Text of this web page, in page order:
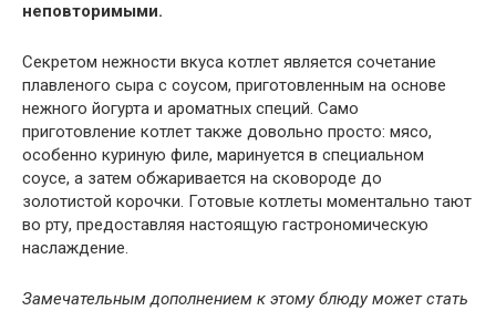
неповторимыми.
Секретом нежности вкуса котлет является сочетание
плавленого сыра с соусом, приготовленным на основе
нежного йогурта и ароматных специй. Само
приготовление котлет также довольно просто: мясо,
особенно куриную филе, маринуется в специальном
соусе, а затем обжаривается на сковороде до
золотистой корочки. Готовые котлеты моментально тают
во рту, предоставляя настоящую гастрономическую
наслаждение.
Замечательным дополнением к этому блюду может стать